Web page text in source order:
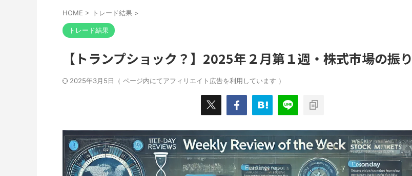
HOME > トレード結果 >
トレード結果
【トランプショック？】2025年２月第１週・株式市場の振
2025年3月5日